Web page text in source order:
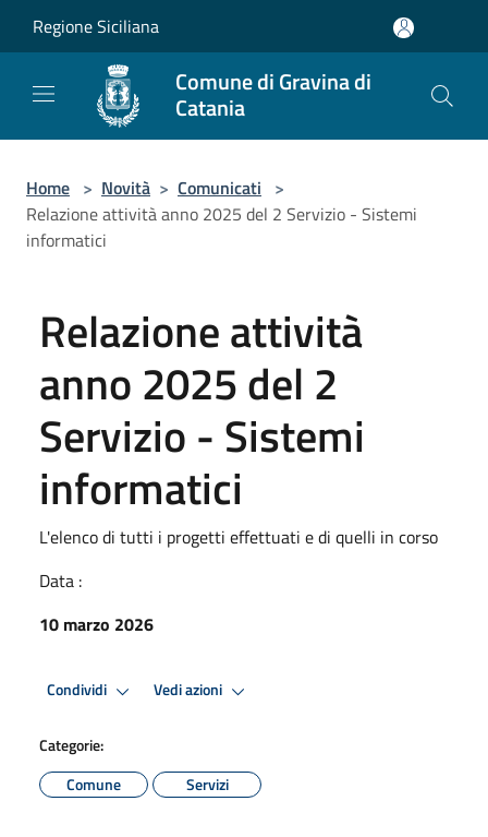
Regione Siciliana
Comune di Gravina di
Catania
Home > Novità > Comunicati >
Relazione attività anno 2025 del 2 Servizio - Sistemi
informatici
Relazione attività
anno 2025 del 2
Servizio - Sistemi
informatici
L'elenco di tutti i progetti effettuati e di quelli in corso
Data :
10 marzo 2026
Condividi Vedi azioni
Categorie:
Comune
Servizi